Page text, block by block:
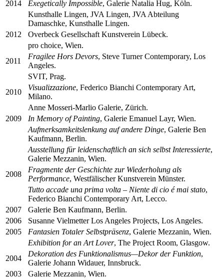
2014 Exegetically Impossible, Galerie Natalia Hug, Köln.
Kunsthalle Lingen, JVA Lingen, JVA Abteilung
Damaschke, Kunsthalle Lingen.
2012
Overbeck Gesellschaft Kunstverein Lübeck.
pro choice, Wien.
2011
Fragilee Hors Devors, Steve Turner Contemporary, Los
Angeles.
SVIT, Prag.
2010
Visualizzazione, Federico Bianchi Contemporary Art,
Milano.
Anne Mosseri-Marlio Galerie, Zürich.
2009
In Memory of Painting, Galerie Emanuel Layr, Wien.
Aufmerksamkeitslenkung auf andere Dinge, Galerie Ben
Kaufmann, Berlin.
Ausstellung für leidenschaftlich an sich selbst Interessierte,
Galerie Mezzanin, Wien.
2008
Fragmente der Geschichte zur Wiederholung als
Performance, Westfälischer Kunstverein Münster.
Tutto accade una prima volta – Niente di cio é mai stato,
Federico Bianchi Contemporary Art, Lecco.
2007
Galerie Ben Kaufmann, Berlin.
2006
Susanne Vielmetter Los Angeles Projects, Los Angeles.
2005
Fantasien Totaler Selbstpräsenz, Galerie Mezzanin, Wien.
Exhibition for an Art Lover, The Project Room, Glasgow.
2004
Dekoration des Funktionalismus—Dekor der Funktion,
Galerie Johann Widauer, Innsbruck.
2003
Galerie Mezzanin, Wien.